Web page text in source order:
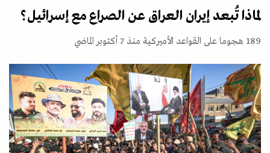
لماذا تُبعد إيران العراق عن الصراع مع إسرائيل؟
189 هجوما على القواعد الأميركية منذ 7 أكتوبر الماضي